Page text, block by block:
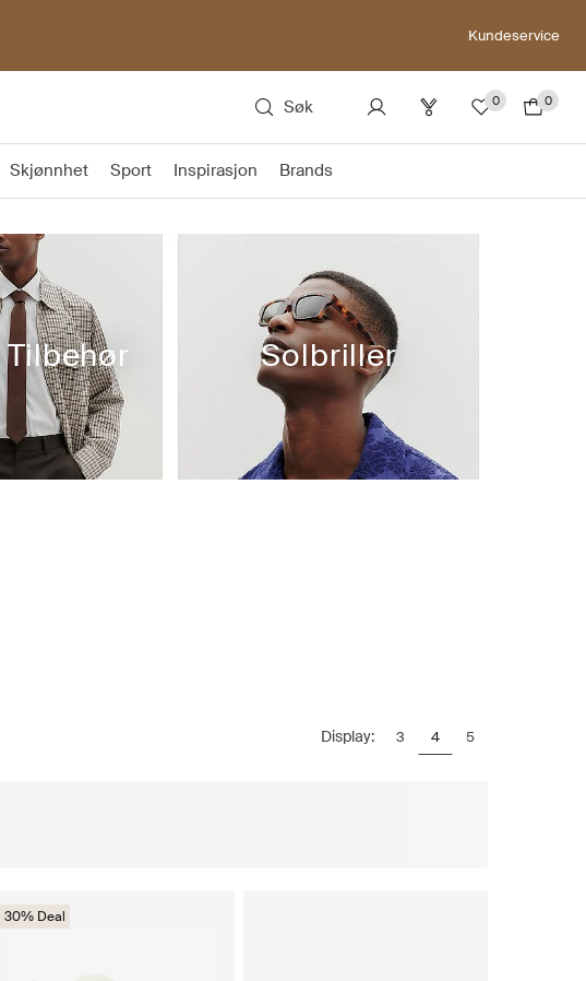
Kundeservice
Søk 0 0
Skjønnhet Sport Inspirasjon Brands
Solbriller
Display: 3 4 5
30% Deal